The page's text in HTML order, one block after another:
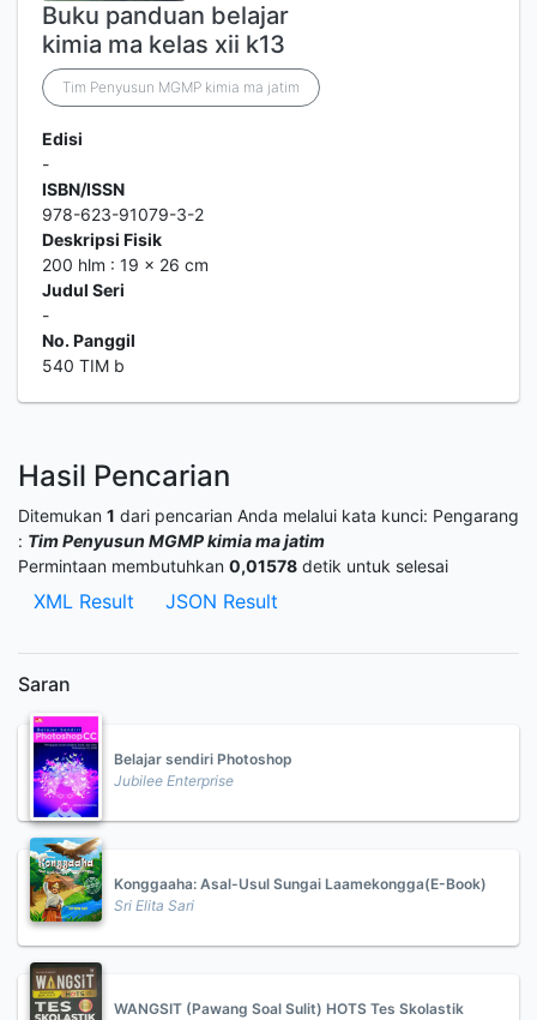
Buku panduan belajar
kimia ma kelas xii k13
Tim Penyusun MGMP kimia ma jatim
Edisi
-
ISBN/ISSN
978-623-91079-3-2
Deskripsi Fisik
200 hlm : 19 x 26 cm
Judul Seri
-
No. Panggil
540 TIM b
Hasil Pencarian
Ditemukan 1 dari pencarian Anda melalui kata kunci: Pengarang
: Tim Penyusun MGMP kimia ma jatim
Permintaan membutuhkan 0,01578 detik untuk selesai
XML Result JSON Result
Saran
Belajar sendiri Photoshop
Jubilee Enterprise
Konggaaha: Asal-Usul Sungai Laamekongga(E-Book)
Sri Elita Sari
WANGSIT (Pawang Soal Sulit) HOTS Tes Skolastik